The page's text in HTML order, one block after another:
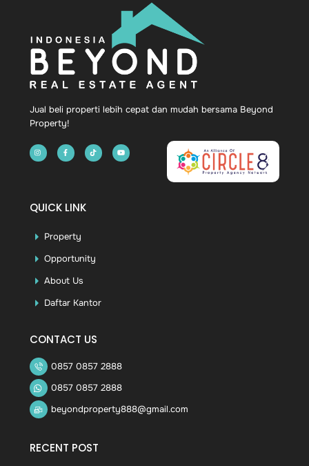
Back
Top
Jual beli properti lebih cepat dan mudah bersama Beyond
Property!
QUICK LINK
Property
Opportunity
About Us
Daftar Kantor
CONTACT US
0857 0857 2888
0857 0857 2888
beyondproperty888@gmail.com
RECENT POST